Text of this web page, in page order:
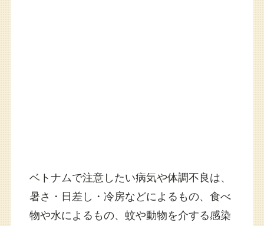
ベトナムで注意したい病気や体調不良は、
暑さ・日差し・冷房などによるもの、食べ
物や水によるもの、蚊や動物を介する感染